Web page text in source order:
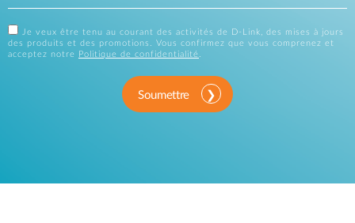
Je veux être tenu au courant des activités de D-Link, des mises à jours
des produits et des promotions. Vous confirmez que vous comprenez et
acceptez notre
Politique de confidentialité.
Soumettre